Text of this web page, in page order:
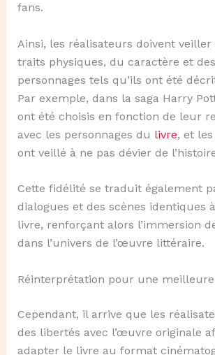
fans.
Ainsi, les réalisateurs doivent
traits physiques, du caractère et
personnages tels qu’ils ont été
Par exemple, dans la saga Harry
ont été choisis en fonction de leur
avec les personnages du livre, et
ont veillé à ne pas dévier de
Cette fidélité se traduit également
dialogues et des scènes identiques
livre, renforçant alors l’immersion
dans l’univers de l’œuvre littéraire.
Réinterprétation pour une
Cependant, il arrive que les
des libertés avec l’œuvre originale
adapter le livre au format